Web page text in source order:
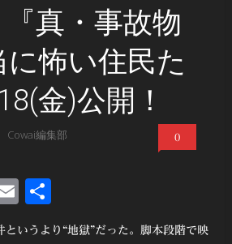
『真・事故物
怖い住民た
金)公開！
Cowai編集部 0
Email
有
というより“地獄”だった。脚本段階で映